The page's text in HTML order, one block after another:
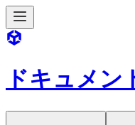
ドキュメン